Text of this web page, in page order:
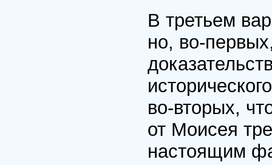
В третьем
но, во-
во-вторых,
от Моисея
настоящим